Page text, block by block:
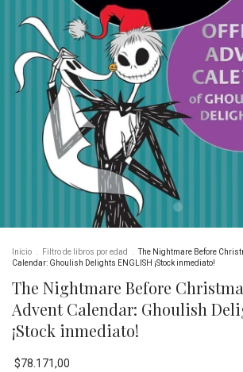
Inicio Filtro de libros por edad
The Nightmare Before
Calendar: Ghoulish Delights ENGLISH ¡Stock inmediato!
The Nightmare Before
Advent Calendar: Ghoulish
¡Stock inmediato!
$78.171,00